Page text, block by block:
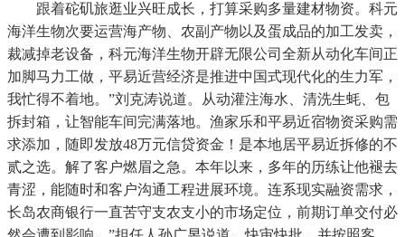
跟着砣矶旅逛业兴旺成长，打算采购多量建材物资。科元
海洋生物次要运营海产物、农副产物以及蛋成品的加工发卖，
裁减掉老设备，科元海洋生物开辟无限公司全新从动化车间正
加脚马力工做，平易近营经济是推进中国式现代化的生力军，
我忙得不着地。”刘克涛说道。从动灌注海水、清洗生蚝、包
拆封箱，让智能车间完满落地。渔家乐和平易近宿物资采购需
求添加，随即发放48万元信贷资金！是本地居平易近拆修的不
贰之选。解了客户燃眉之急。本年以来，多年的历练让他褪去
青涩，能随时和客户沟通工程进展环境。连系现实融资需求，
长岛农商银行一直苦守支农支小的市场定位，前期订单交付必